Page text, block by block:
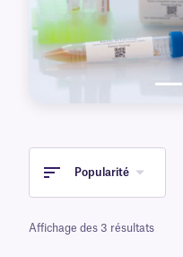
Popularité
Affichage des 3 résultats